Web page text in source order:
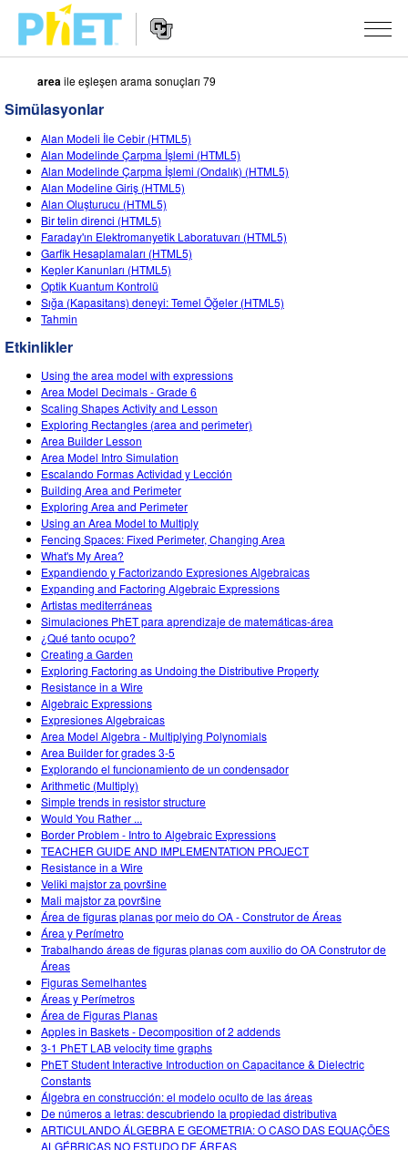
PhET
Web
Sitesinde
Ara
Navigation
SIMÜLASYONLAR
Tüm Simülasyonlar
Fizik
Matematik
Kimya
Yer Bilimleri
Biyoloji
Çevrilmiş Simülasyonlar
Customizable Sims
STUDIO
About Studio
Customizable Sims
Start a Free Trial
Purchase a License
ÖĞRETIM
Etkinliklere Gözat
Etkinliklerini Paylaş
Activity Contribution Guidelines
Sanal Atölyeler
Professional Learning with PhET
Teaching with PhET
ARAŞTIRMA
GIRIŞIMLER
Kapsamlı Tasarım
PhET Küresel
Data Fluency
STEM Eğitiminde ÇEKA
SceneryStack OSE
Impact Report
OTURUM AÇ / ÜYE OL
OTURUM AÇ / ÜYE OL
areaile eşleşen arama sonuçları 79
Simülasyonlar
Alan Modeli İle Cebir (HTML5)
Alan Modelinde Çarpma İşlemi (HTML5)
Alan Modelinde Çarpma İşlemi (Ondalık) (HTML5)
Alan Modeline Giriş (HTML5)
Alan Oluşturucu (HTML5)
Bir telin direnci (HTML5)
Faraday'ın Elektromanyetik Laboratuvarı (HTML5)
Garfik Hesaplamaları (HTML5)
Kepler Kanunları (HTML5)
Optik Kuantum Kontrolü
Sığa (Kapasitans) deneyi: Temel Öğeler (HTML5)
Tahmin
Etkinlikler
Using the area model with expressions
Area Model Decimals - Grade 6
Scaling Shapes Activity and Lesson
Exploring Rectangles (area and perimeter)
Area Builder Lesson
Area Model Intro Simulation
Escalando Formas Actividad y Lección
Building Area and Perimeter
Exploring Area and Perimeter
Using an Area Model to Multiply
Fencing Spaces: Fixed Perimeter, Changing Area
What's My Area?
Expandiendo y Factorizando Expresiones Algebraicas
Expanding and Factoring Algebraic Expressions
Artistas mediterráneas
Simulaciones PhET para aprendizaje de matemáticas-área
¿Qué tanto ocupo?
Creating a Garden
Exploring Factoring as Undoing the Distributive Property
Resistance in a Wire
Algebraic Expressions
Expresiones Algebraicas
Area Model Algebra - Multiplying Polynomials
Area Builder for grades 3-5
Explorando el funcionamiento de un condensador
Arithmetic (Multiply)
Simple trends in resistor structure
Would You Rather ...
Border Problem - Intro to Algebraic Expressions
TEACHER GUIDE AND IMPLEMENTATION PROJECT
Resistance in a Wire
Veliki majstor za površine
Mali majstor za površine
Área de figuras planas por meio do OA - Construtor de Áreas
Área y Perímetro
Trabalhando áreas de figuras planas com auxilio do OA Construtor de
Áreas
Figuras Semelhantes
Áreas y Perímetros
Área de Figuras Planas
Apples in Baskets - Decomposition of 2 addends
3-1 PhET LAB velocity time graphs
PhET Student Interactive Introduction on Capacitance & Dielectric
Constants
Álgebra en construcción: el modelo oculto de las áreas
De números a letras: descubriendo la propiedad distributiva
ARTICULANDO ÁLGEBRA E GEOMETRIA: O CASO DAS EQUAÇÕES
ALGÉBRICAS NO ESTUDO DE ÁREAS